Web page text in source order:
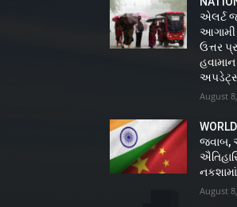
એલર્ટ
આગામી
ઉત્તર
August
જવાબ,
August